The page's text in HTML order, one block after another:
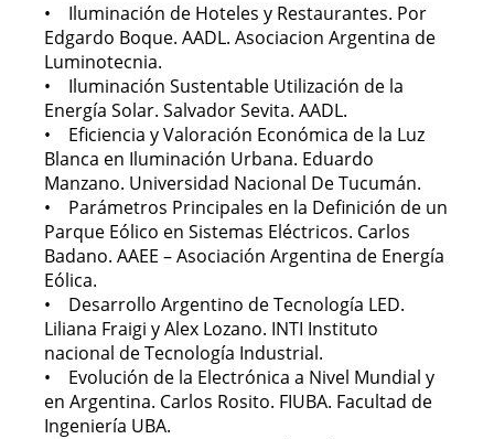
• Iluminación de Hoteles y Restaurantes. Por
Edgardo Boque. AADL. Asociacion Argentina de
Luminotecnia.
• Iluminación Sustentable Utilización de la
Energía Solar. Salvador Sevita. AADL.
• Eficiencia y Valoración Económica de la Luz
Blanca en Iluminación Urbana. Eduardo
Manzano. Universidad Nacional De Tucumán.
• Parámetros Principales en la Definición de un
Parque Eólico en Sistemas Eléctricos. Carlos
Badano. AAEE – Asociación Argentina de Energía
Eólica.
• Desarrollo Argentino de Tecnología LED.
Liliana Fraigi y Alex Lozano. INTI Instituto
nacional de Tecnología Industrial.
• Evolución de la Electrónica a Nivel Mundial y
en Argentina. Carlos Rosito. FIUBA. Facultad de
Ingeniería UBA.